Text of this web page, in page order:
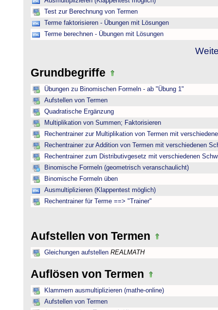
Test zur Berechnung von Termen
Terme faktorisieren - Übungen mit Lösungen
Terme berechnen - Übungen mit Lösungen
Grundbegriffe
Übungen zu Binomischen Formeln - ab "Übung 1"
Aufstellen von Termen
Quadratische Ergänzung
Multiplikation von Summen; Faktorisieren
Rechentrainer zur Multiplikation von Termen mit
Rechentrainer zur Addition von Termen mit verschiedenen
Rechentrainer zum Distributivgesetz mit verschiedenen
Binomische Formeln (geometrisch veranschaulicht)
Binomische Formeln üben
Ausmultiplizieren (Klappentest möglich)
Rechentrainer für Terme ==> "Trainer"
Aufstellen von Termen
Gleichungen aufstellen REALMATH
Auflösen von Termen
Klammern ausmultiplizieren (mathe-online)
Aufstellen von Termen